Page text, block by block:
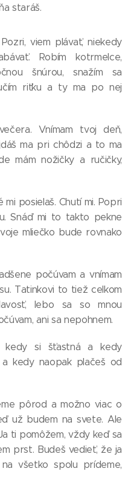
staráš.
viem plávať, niekedy
Robím kotrmelce,
šnúrou, snažím sa
riťku a ty ma po nej
Vnímam tvoj deň,
ma pri chôdzi a to ma
mám nožičky a ručičky,
posielaš. Chutí mi. Popri
Snáď mi to takto pekne
mliečko bude rovnako
počúvam a vnímam
Tatinkovi to tiež celkom
lebo sa so mnou
ani sa nepohnem.
kedy si šťastná a kedy
kedy naopak plačeš od
pôrod a možno viac o
už budem na svete. Ale
ti pomôžem, vždy keď sa
prst. Budeš vedieť, že ja
všetko spolu prídeme,